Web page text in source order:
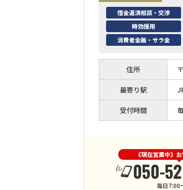
借金返済相談・交渉
時効援用
消費者金融・サラ金
住所 〒
最寄り駅
受付時間
《現在営業中》
050-
毎日7:00